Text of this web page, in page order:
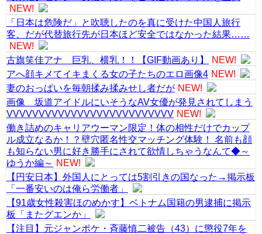
NEW!
「日本は危険だ」と吹聴したのを真に受けた中国人旅行
客、だが代替旅行先が日本ほど安全ではなかった結果……
NEW!
古旗笑佳アナ 巨乳、横乳！！【GIF動画あり】
NEW!
アへ顔キメてイキまくる女の子たちのエロ画像4 NEW!
妻のおっぱいを毎朝揉み揉みせし者だが NEW!
画像 坂道アイドルにいそうなAV女優が発見されてしまう
VVVVVVVVVVVVVVVVVVVVVVVVVV NEW!
働き詰めのキャリアウーマン限定！体の相性だけでカップ
ル成立なるか！？壁穴匿名性交マッチング体験！ 名前も顔
も知らない男に好き勝手にされて欲情しちゃうなんて◆～
ゆうか編～
NEW!
【円安日本】外国人にとっては5割引きの国なった→掲示板
「一番安いのは俺ら労働者」
【91歳女性殺害ほのめかす】ベトナム国籍の男逮捕に掲示
板「またグエンか」
【注目】元ジャンポケ・斉藤慎二被告（43）に懲役7年を